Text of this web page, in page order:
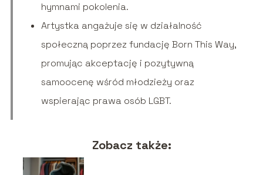
hymnami pokolenia.
Artystka angażuje się w działalność
społeczną poprzez fundację Born This Way,
promując akceptację i pozytywną
samoocenę wśród młodzieży oraz
wspierając prawa osób LGBT.
Zobacz także: